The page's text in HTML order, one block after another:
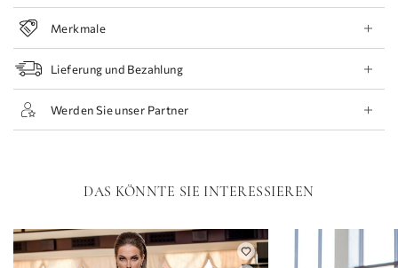
Merkmale
Lieferung und Bezahlung
Werden Sie unser Partner
DAS KÖNNTE SIE INTERESSIEREN